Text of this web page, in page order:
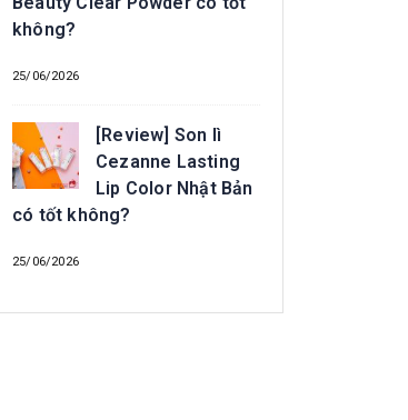
không?
25/06/2026
[Review] Son lì
Cezanne Lasting
Lip Color Nhật Bản
có tốt không?
25/06/2026